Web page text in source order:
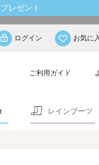
レゼント
ログイン お気に
ご利用ガイド
レインブーツ